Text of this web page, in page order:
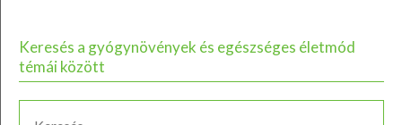
Keresés a gyógynövények és egészséges életmód
témái között